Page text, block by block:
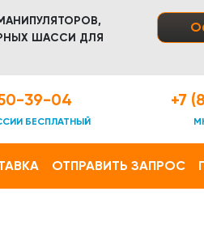
ШАССИ ДЛЯ
39-04
БЕСПЛАТНЫЙ
+7
ОТПРАВИТЬ ЗАПРОС